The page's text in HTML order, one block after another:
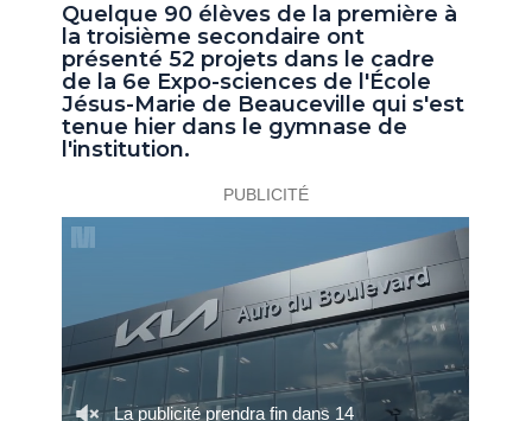
Quelque 90 élèves de la première à
la troisième secondaire ont
présenté 52 projets dans le cadre
de la 6e Expo-sciences de l'École
Jésus-Marie de Beauceville qui s'est
tenue hier dans le gymnase de
l'institution.